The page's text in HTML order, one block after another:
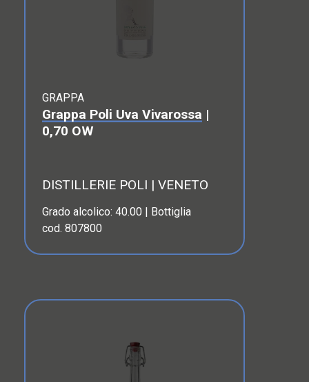
GRAPPA
Grappa Poli Uva Vivarossa |
0,70 OW
DISTILLERIE POLI | VENETO
Grado alcolico: 40.00 | Bottiglia
cod. 807800